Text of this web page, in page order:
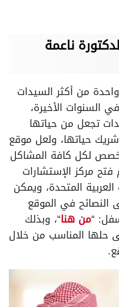
ناعمة
من أكثر السيدات
الأخيرة،
تجعل من حياتها
حياتها، ولعل موقع
لكل كافة المشاكل
مركز الإستشارات
المتحدة، ويمكن
في الموقع
“من هنا“، وبذلك
حلها المناسب من خلال